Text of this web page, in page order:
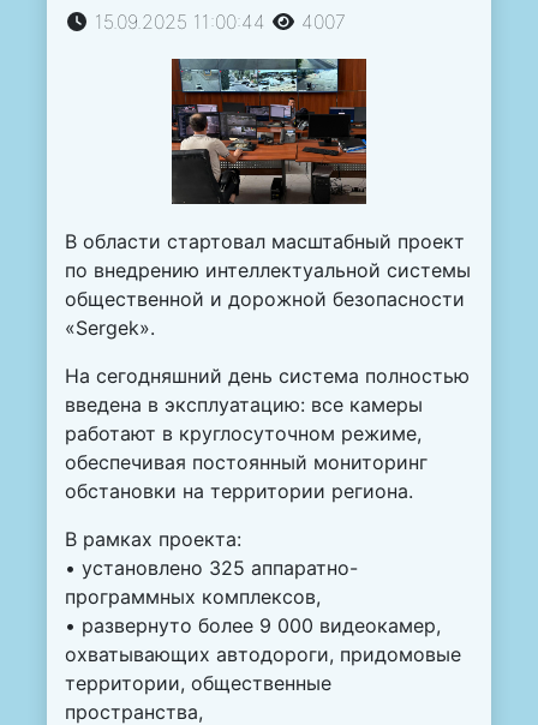
15.09.2025 11:00:44 4007
В области стартовал масштабный проект
по внедрению интеллектуальной системы
общественной и дорожной безопасности
«Sergek».
На сегодняшний день система полностью
введена в эксплуатацию: все камеры
работают в круглосуточном режиме,
обеспечивая постоянный мониторинг
обстановки на территории региона.
В рамках проекта:
• установлено 325 аппаратно-
программных комплексов,
• развернуто более 9 000 видеокамер,
охватывающих автодороги, придомовые
территории, общественные
пространства,